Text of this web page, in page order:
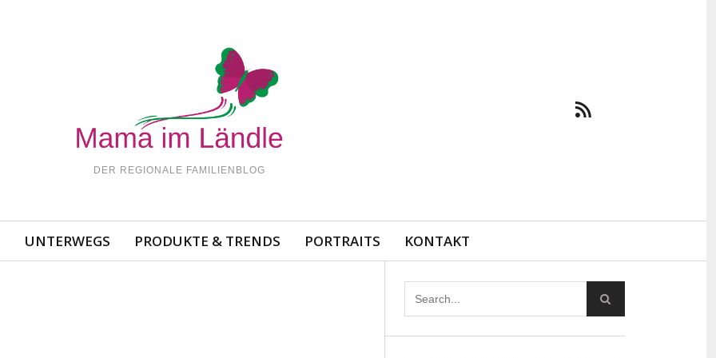
DER REGIONALE FAMILIENBLOG
UNTERWEGS PRODUKTE & TRENDS PORTRAITS KONTAKT